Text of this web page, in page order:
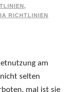
,
RICHTLINIEN
am
selten
mal ist sie